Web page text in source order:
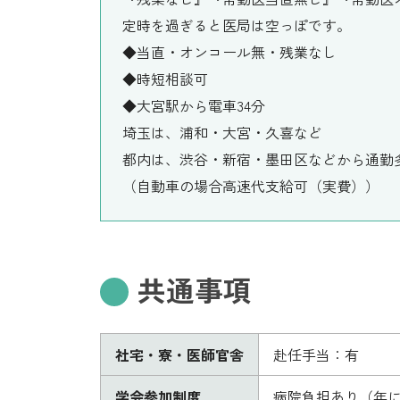
定時を過ぎると医局は空っぽです。
◆当直・オンコール無・残業なし
◆時短相談可
◆大宮駅から電車34分
埼玉は、浦和・大宮・久喜など
都内は、渋谷・新宿・墨田区などから通勤
（自動車の場合高速代支給可（実費））
共通事項
社宅・寮・医師官舎
赴任手当：有